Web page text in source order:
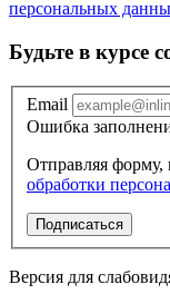
персональных
Будьте в курсе
Email
Ошибка
Отправляя форму,
обработки
Подписаться
Версия для